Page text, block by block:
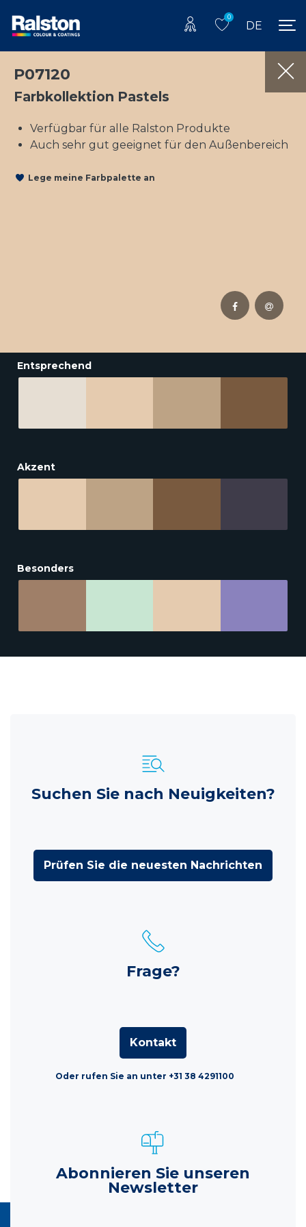
0
DE
P07120
Farbkollektion Pastels
Verfügbar für alle Ralston Produkte
Auch sehr gut geeignet für den Außenbereich
Lege meine Farbpalette an
Entsprechend
Akzent
Besonders
Suchen Sie nach Neuigkeiten?
Prüfen Sie die neuesten Nachrichten
Frage?
Kontakt
Oder rufen Sie an unter +31 38 4291100
Abonnieren Sie unseren
Newsletter